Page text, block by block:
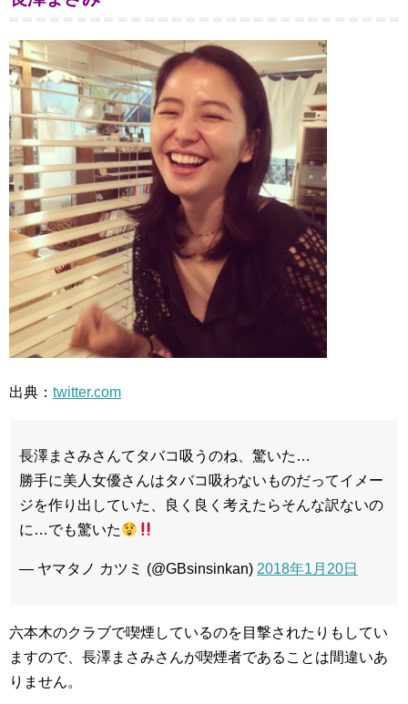
出典： twitter.com
長澤まさみさんてタバコ吸うのね、驚いた…
勝手に美人女優さんはタバコ吸わないものだってイメー
ジを作り出していた、良く良く考えたらそんな訳ないの
に…でも驚いた
— ヤマタノ カツミ (@GBsinsinkan) 2018年1月20日
六本木のクラブで喫煙しているのを目撃されたりもしてい
ますので、長澤まさみさんが喫煙者であることは間違いあ
りません。